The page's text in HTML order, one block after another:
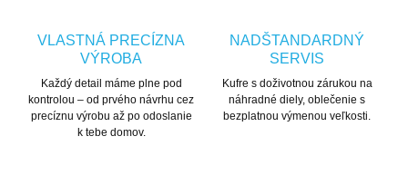
VLASTNÁ PRECÍZNA
VÝROBA
Každý detail máme plne pod
kontrolou – od prvého návrhu cez
precíznu výrobu až po odoslanie
k tebe domov.
NADŠTANDARDNÝ
SERVIS
Kufre s doživotnou zárukou na
náhradné diely, oblečenie s
bezplatnou výmenou veľkosti.